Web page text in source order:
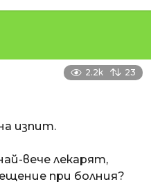
2.2k 23
изпит.
вече лекарят,
при болния?